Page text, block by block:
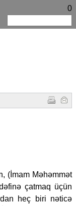
0
(İmam Məhəmmət
çatmaq üçün
heç biri nəticə